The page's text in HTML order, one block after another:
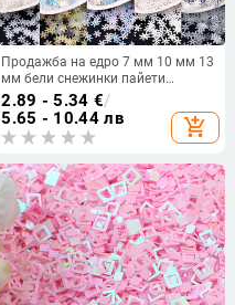
Продажба на едро 7 мм 10 мм 13
мм бели снежинки пайети
Направи си сам PVC коледни
цветя пайети шиене занаяти
Lentejuelas аксесоари за дрехи
2.89 - 5.34 €/
5.65 - 10.44 лв
add_shopping_cart